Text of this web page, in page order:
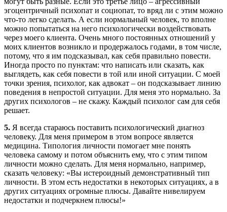
эгоцентричный психопат и социопат, то вряд ли с этим можно
что-то легко сделать. А если нормальный человек, то вполне
можно попытаться на него психологически воздействовать
через моего клиента. Очень много постоянных отношений у
моих клиентов возникло и продержалось годами, в том числе,
потому, что я им подсказывал, как себя правильно повести.
Иногда просто по пунктам: что написать или сказать, как
выглядеть, как себя повести в той или иной ситуации. С моей
точки зрения, психолог, как адвокат – он подсказывает линию
поведения в непростой ситуации. Для меня это нормально. За
других психологов – не скажу. Каждый психолог сам для себя
решает.
5. Я всегда стараюсь поставить психологический диагноз
человеку. Для меня примером в этом вопросе является
медицина. Типология личности помогает мне понять
человека самому и потом объяснить ему, что с этим типом
личности можно сделать. Для меня нормально, например,
сказать человеку: «Вы истероидный демонстративный тип
личности. В этом есть недостатки в некоторых ситуациях, а в
других ситуациях огромные плюсы. Давайте нивелируем
недостатки и подчеркнем плюсы!»